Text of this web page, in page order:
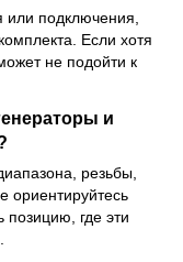
или подключения,
Если хотя
не подойти к
и
резьбы,
ориентируйтесь
где эти